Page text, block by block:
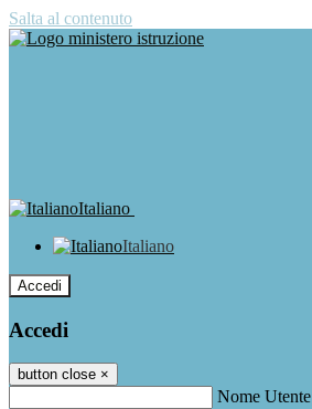
Salta al contenuto
Italiano
Italiano
Accedi
Accedi
button close ×
Nome Utente